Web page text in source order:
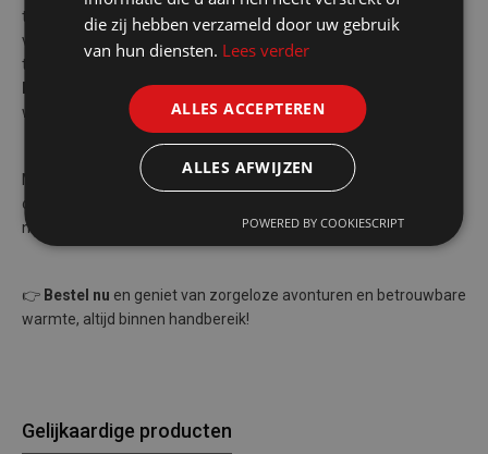
te steken en branden stabiel zonder rook of gevaarlijke
vlammen. ✅
Compact en Draagbaar
: Perfect formaat om mee
te nemen in je rugzak, auto of noodpakket. ✅
: Ideaal voor koken, verwarmen of als betrouwbare
warmtebron bij onverwachte situaties.
Met onze Brandpasta 3 x 100ml ben je altijd voorbereid, waar je
ook gaat. De set biedt je de flexibiliteit en betrouwbaarheid die je
nodig hebt, zonder extra gewicht of volume.
👉 Bestel nu en geniet van zorgeloze avonturen en betrouwbare
warmte, altijd binnen handbereik!
Gelijkaardige producten
die zij hebben verzameld door uw gebruik
van hun diensten. Lees verder
ALLES ACCEPTEREN
ALLES AFWIJZEN
POWERED BY COOKIESCRIPT